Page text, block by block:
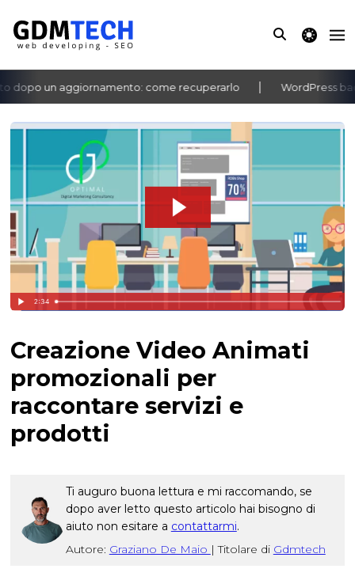
theme
un aggiornamento: come recuperarlo WordPress
‹ ›
Creazione Video Animati
promozionali per
raccontare servizi e
prodotti
Ti auguro buona lettura e mi raccomando, se
dopo aver letto questo articolo hai bisogno di
aiuto non esitare a contattarmi.
Autore: Graziano De Maio | Titolare di Gdmtech